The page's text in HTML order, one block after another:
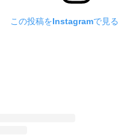
この投稿をInstagramで見る